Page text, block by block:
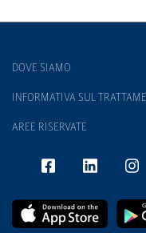
DOVE SIAMO
INFORMATIVA SUL
AREE RISERVATE